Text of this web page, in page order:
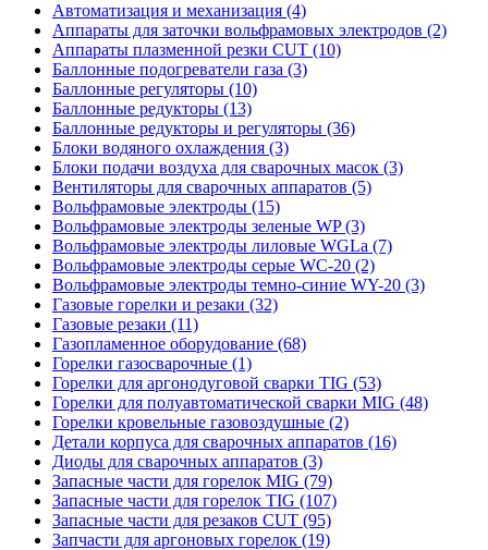
Автоматизация и механизация (4)
Аппараты для заточки вольфрамовых электродов (2)
Аппараты плазменной резки CUT (10)
Баллонные подогреватели газа (3)
Баллонные регуляторы (10)
Баллонные редукторы (13)
Баллонные редукторы и регуляторы (36)
Блоки водяного охлаждения (3)
Блоки подачи воздуха для сварочных масок (3)
Вентиляторы для сварочных аппаратов (5)
Вольфрамовые электроды (15)
Вольфрамовые электроды зеленые WP (3)
Вольфрамовые электроды лиловые WGLa (7)
Вольфрамовые электроды серые WC-20 (2)
Вольфрамовые электроды темно-синие WY-20 (3)
Газовые горелки и резаки (32)
Газовые резаки (11)
Газопламенное оборудование (68)
Горелки газосварочные (1)
Горелки для аргонодуговой сварки TIG (53)
Горелки для полуавтоматической сварки MIG (48)
Горелки кровельные газовоздушные (2)
Детали корпуса для сварочных аппаратов (16)
Диоды для сварочных аппаратов (3)
Запасные части для горелок MIG (79)
Запасные части для горелок TIG (107)
Запасные части для резаков CUT (95)
Запчасти для аргоновых горелок (19)